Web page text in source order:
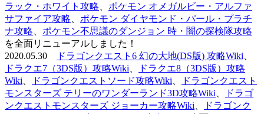
ラック・ホワイト攻略
ポケモン オメガルビー・アルファ
サファイア攻略
ポケモン ダイヤモンド・パール・プラチ
ナ攻略
ポケモン不思議のダンジョン 時・闇の探検隊攻略
を全面リニューアルしました！
2020.05.30
ドラゴンクエスト6 幻の大地(DS版) 攻略Wiki
ドラクエ7（3DS版）攻略Wiki
ドラクエ8（3DS版）攻略
Wiki
ドラゴンクエストソード攻略Wiki
ドラゴンクエスト
モンスターズ テリーのワンダーランド3D攻略Wiki
ドラゴ
ンクエストモンスターズ ジョーカー攻略Wiki
ドラゴンク